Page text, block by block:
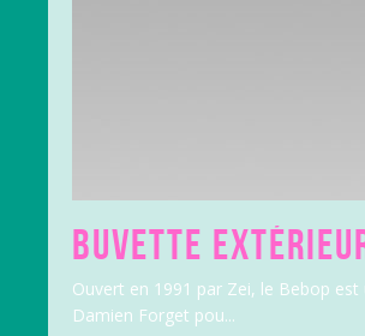
BUVETTE
Ouvert en 1991 par Zei, le Bebop
Damien Forget pou...